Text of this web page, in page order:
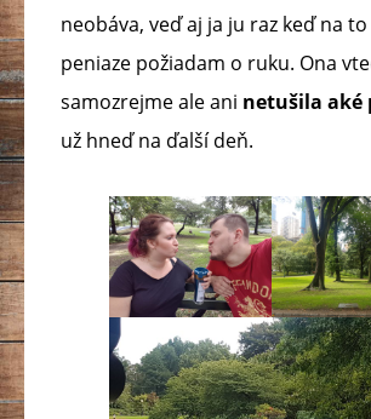
neobáva, veď aj ja ju raz keď na
peniaze požiadam o ruku. Ona
samozrejme ale ani netušila aké
už hneď na ďalší deň.